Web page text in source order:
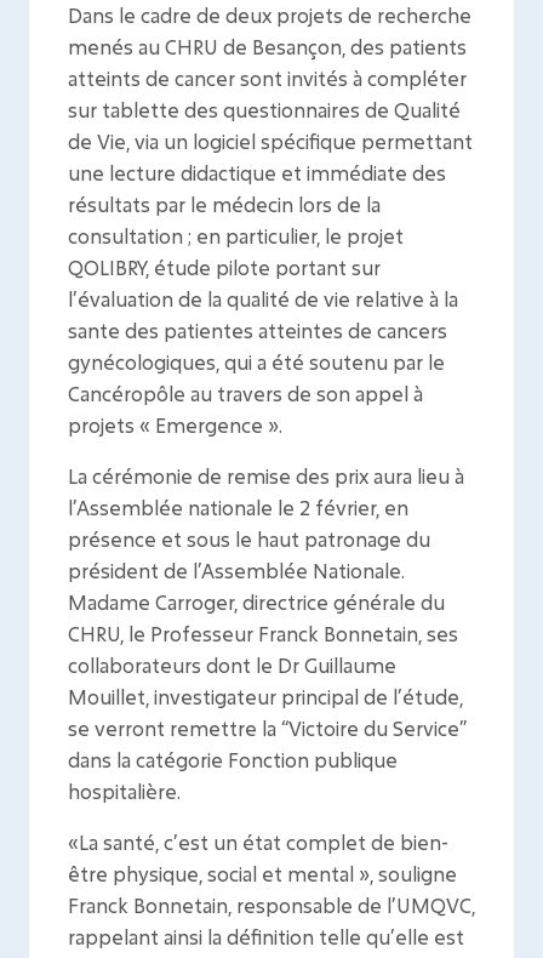
Dans le cadre de deux projets de recherche
menés au CHRU de Besançon, des patients
atteints de cancer sont invités à compléter
sur tablette des questionnaires de Qualité
de Vie, via un logiciel spécifique permettant
une lecture didactique et immédiate des
résultats par le médecin lors de la
consultation ; en particulier, le projet
QOLIBRY, étude pilote portant sur
l’évaluation de la qualité de vie relative à la
sante des patientes atteintes de cancers
gynécologiques, qui a été soutenu par le
Cancéropôle au travers de son appel à
projets « Emergence ».
La cérémonie de remise des prix aura lieu à
l’Assemblée nationale le 2 février, en
présence et sous le haut patronage du
président de l’Assemblée Nationale.
Madame Carroger, directrice générale du
CHRU, le Professeur Franck Bonnetain, ses
collaborateurs dont le Dr Guillaume
Mouillet, investigateur principal de l’étude,
se verront remettre la “Victoire du Service”
dans la catégorie Fonction publique
hospitalière.
«La santé, c’est un état complet de bien-
être physique, social et mental », souligne
Franck Bonnetain, responsable de l’UMQVC,
rappelant ainsi la définition telle qu’elle est